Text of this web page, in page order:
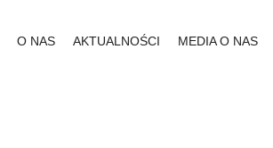
O NAS AKTUALNOŚCI MEDIA O NAS